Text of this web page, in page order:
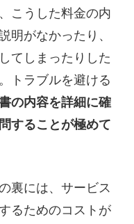
こうした料金の内
明がなかったり、
てしまったりした
トラブルを避ける
の内容を詳細に確
することが極めて
裏には、サービス
るためのコストが